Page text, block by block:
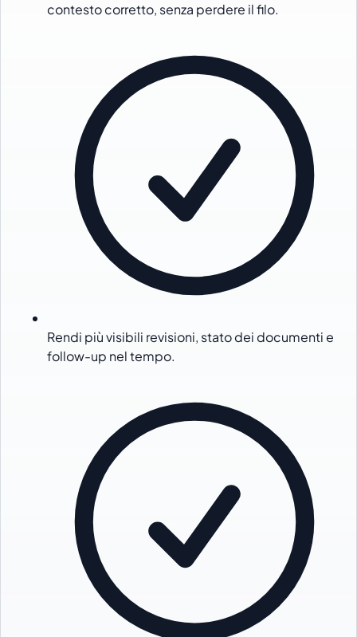
contesto corretto, senza perdere il filo.
Rendi più visibili revisioni, stato dei documenti e
follow-up nel tempo.